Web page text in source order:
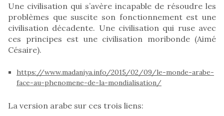
Une civilisation qui s’avère incapable de résoudre les
problèmes que suscite son fonctionnement est une
civilisation décadente. Une civilisation qui ruse avec
ces principes est une civilisation moribonde (Aimé
Césaire).
https://www.madaniya.info/2015/02/09/le-monde-arabe-
face-au-phenomene-de-la-mondialisation/
La version arabe sur ces trois liens: